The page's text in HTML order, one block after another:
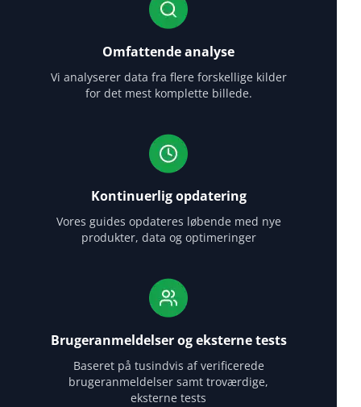
Omfattende analyse
Vi analyserer data fra flere forskellige kilder
for det mest komplette billede.
Kontinuerlig opdatering
Vores guides opdateres løbende med nye
produkter, data og optimeringer
Brugeranmeldelser og eksterne tests
Baseret på tusindvis af verificerede
brugeranmeldelser samt troværdige,
eksterne tests